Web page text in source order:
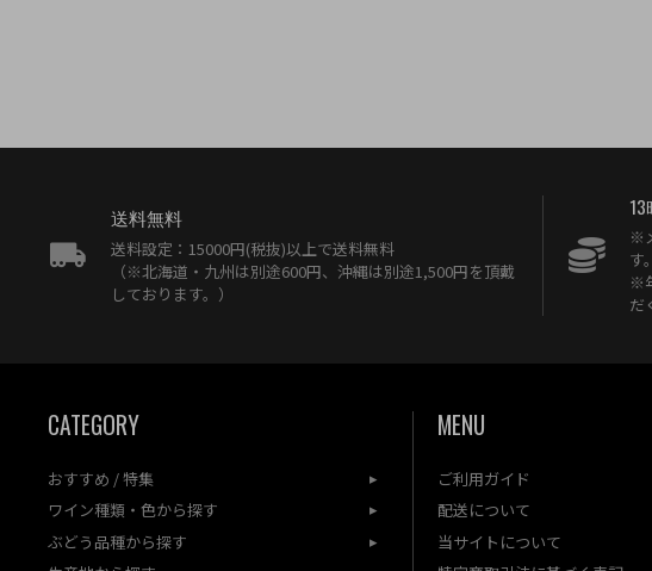
送料無料
送料設定：15000円(税抜)以上で送料無料
（※北海道・九州は別途600円、沖縄は別途1,500円を頂戴
しております。）
※
す。
※
だ
CATEGORY
おすすめ / 特集
ワイン種類・色から探す
ぶどう品種から探す
MENU
ご利用ガイド
配送について
当サイトについて